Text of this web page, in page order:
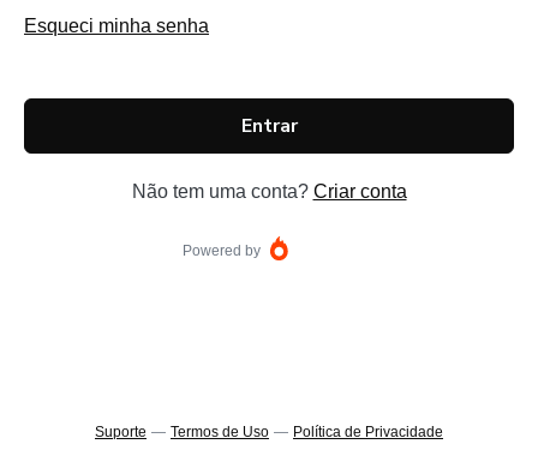
Esqueci minha senha
Entrar
Não tem uma conta? Criar conta
Powered by
Suporte — Termos de Uso — Política de Privacidade